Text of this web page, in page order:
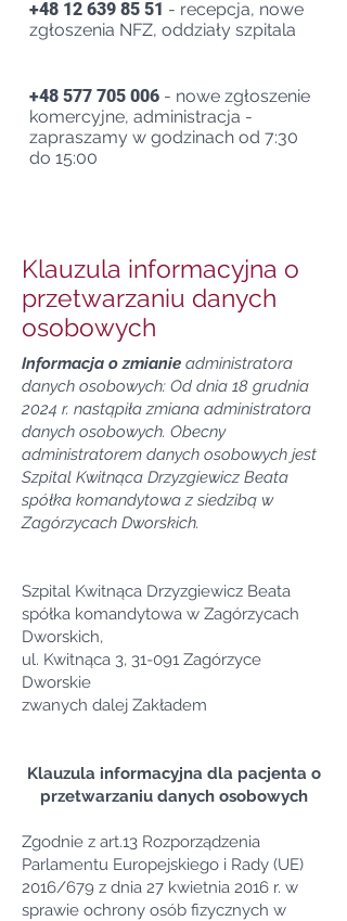
+48 12 639 85 51 - recepcja, nowe
zgłoszenia NFZ, oddziały szpitala
+48 577 705 006 - nowe zgłoszenie
komercyjne, administracja -
zapraszamy w godzinach od 7:30
do 15:00
Klauzula informacyjna o
przetwarzaniu danych
osobowych
​Informacja o zmianie administratora
danych osobowych: Od dnia 18 grudnia
2024 r. nastąpiła zmiana administratora
danych osobowych. Obecny
administratorem danych osobowych jest
Szpital Kwitnąca Drzyzgiewicz Beata
spółka komandytowa z siedzibą w
Zagórzycach Dworskich.
Szpital Kwitnąca Drzyzgiewicz Beata
spółka komandytowa w Zagórzycach
Dworskich,
ul. Kwitnąca 3, 31-091 Zagórzyce
Dworskie
zwanych dalej Zakładem
Klauzula informacyjna dla pacjenta o
przetwarzaniu danych osobowych
Zgodnie z art.13 Rozporządzenia
Parlamentu Europejskiego i Rady (UE)
2016/679 z dnia 27 kwietnia 2016 r. w
sprawie ochrony osób fizycznych w